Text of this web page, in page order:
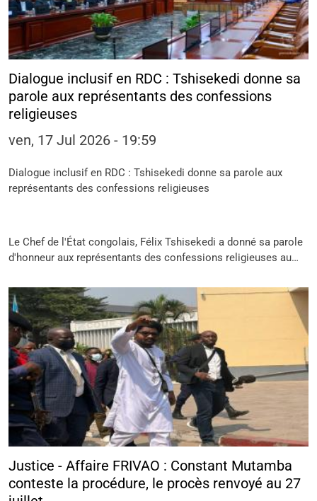
Dialogue inclusif en RDC : Tshisekedi donne sa
parole aux représentants des confessions
religieuses
ven, 17 Jul 2026 - 19:59
Dialogue inclusif en RDC : Tshisekedi donne sa parole aux
représentants des confessions religieuses
Le Chef de l'État congolais, Félix Tshisekedi a donné sa parole
d'honneur aux représentants des confessions religieuses au…
Justice - Affaire FRIVAO : Constant Mutamba
conteste la procédure, le procès renvoyé au 27